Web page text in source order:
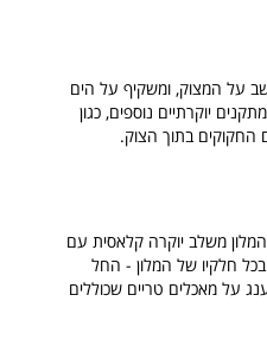
על המצוק, ומשקיף על הים
יוקרתיים נוספים, כגון
החקוקים בתוך הצוק.
משלב יוקרה קלאסית עם
בכל חלקיו של המלון - החל
על מאכלים טריים שכוללים